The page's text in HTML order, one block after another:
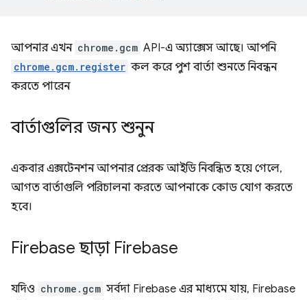
আপনার এখন chrome.gcm API-এ অ্যাক্সেস আছে। আপনি
chrome.gcm.register কল করে পুশ বার্তা শুনতে নিবন্ধন
করতে পারেন
বার্তাগুলির জন্য শুনুন
একবার এক্সটেনশন আপনার প্রেরক আইডি নিবন্ধিত হয়ে গেলে,
আগত বার্তাগুলি পরিচালনা করতে আপনাকে কোড যোগ করতে
হবে।
Firebase ছাড়া Firebase
যদিও chrome.gcm সর্বদা Firebase এর মাধ্যমে যায়, Firebase